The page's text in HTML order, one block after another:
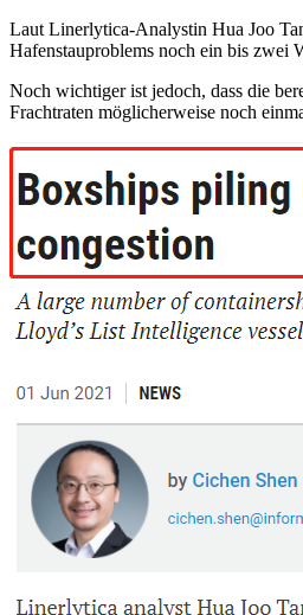
Laut Linerlytica-Analystin Hua Joo
Hafenstauproblems noch ein bis zwei
Noch wichtiger ist jedoch, dass die
Frachtraten möglicherweise noch